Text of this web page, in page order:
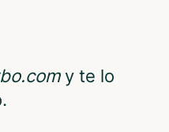
y te lo